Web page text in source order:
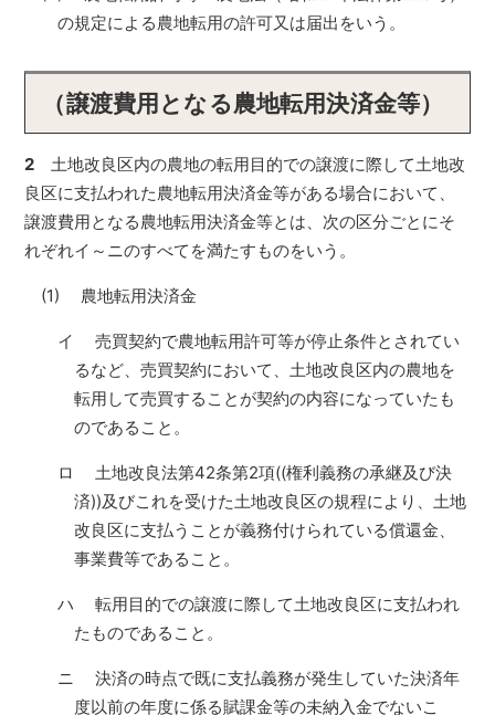
の規定による農地転用の許可又は届出をいう。
（譲渡費用となる農地転用決済金等）
2 土地改良区内の農地の転用目的での譲渡に際して土地改
良区に支払われた農地転用決済金等がある場合において、
譲渡費用となる農地転用決済金等とは、次の区分ごとにそ
れぞれイ～ニのすべてを満たすものをいう。
(1) 農地転用決済金
イ 売買契約で農地転用許可等が停止条件とされてい
るなど、売買契約において、土地改良区内の農地を
転用して売買することが契約の内容になっていたも
のであること。
ロ 土地改良法第42条第2項((権利義務の承継及び決
済))及びこれを受けた土地改良区の規程により、土地
改良区に支払うことが義務付けられている償還金、
事業費等であること。
ハ 転用目的での譲渡に際して土地改良区に支払われ
たものであること。
ニ 決済の時点で既に支払義務が発生していた決済年
度以前の年度に係る賦課金等の未納入金でないこ